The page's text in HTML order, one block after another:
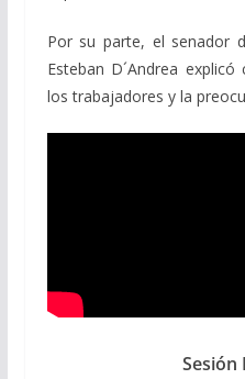
Por su parte, el senador
Esteban D´Andrea
los trabajadores y la
Sesión